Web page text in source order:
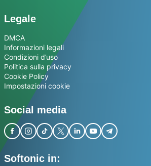
Legale
DMCA
Informazioni legali
Condizioni d’uso
Politica sulla privacy
Cookie Policy
Impostazioni cookie
Social media
Softonic in: